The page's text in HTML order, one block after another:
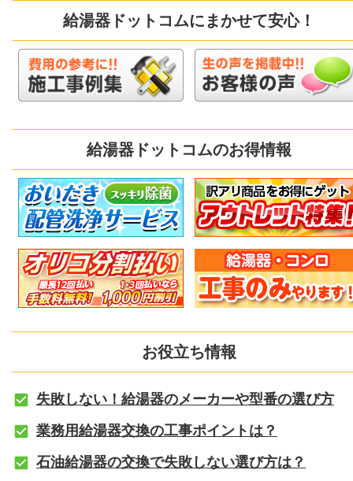
給湯器ドットコムにまかせて安心！
給湯器ドットコムのお得情報
お役立ち情報
失敗しない！給湯器のメーカーや型番の選び方
業務用給湯器交換の工事ポイントは？
石油給湯器の交換で失敗しない選び方は？